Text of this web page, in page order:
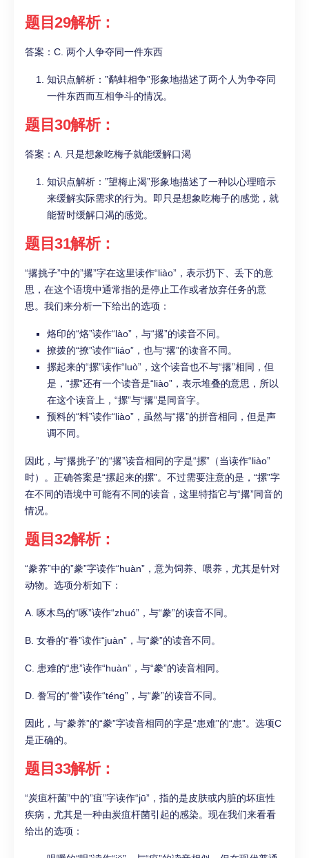
题目29解析：
答案：C. 两个人争夺同一件东西
知识点解析：”鹬蚌相争”形象地描述了两个人为争夺同
一件东西而互相争斗的情况。
题目30解析：
答案：A. 只是想象吃梅子就能缓解口渴
知识点解析：”望梅止渴”形象地描述了一种以心理暗示
来缓解实际需求的行为。即只是想象吃梅子的感觉，就
能暂时缓解口渴的感觉。
题目31解析：
“撂挑子”中的”撂”字在这里读作“liào”，表示扔下、丢下的意
思，在这个语境中通常指的是停止工作或者放弃任务的意
思。我们来分析一下给出的选项：
烙印的“烙”读作“lào”，与“撂”的读音不同。
撩拨的“撩”读作“liáo”，也与“撂”的读音不同。
摞起来的“摞”读作“luò”，这个读音也不与“撂”相同，但
是，“摞”还有一个读音是“liào”，表示堆叠的意思，所以
在这个读音上，“摞”与“撂”是同音字。
预料的“料”读作“liào”，虽然与“撂”的拼音相同，但是声
调不同。
因此，与“撂挑子”的“撂”读音相同的字是“摞”（当读作“liào”
时）。正确答案是“摞起来的摞”。不过需要注意的是，“摞”字
在不同的语境中可能有不同的读音，这里特指它与“撂”同音的
情况。
题目32解析：
“豢养”中的”豢”字读作“huàn”，意为饲养、喂养，尤其是针对
动物。选项分析如下：
A. 啄木鸟的“啄”读作“zhuó”，与“豢”的读音不同。
B. 女眷的“眷”读作“juàn”，与“豢”的读音不同。
C. 患难的“患”读作“huàn”，与“豢”的读音相同。
D. 誊写的“誊”读作“téng”，与“豢”的读音不同。
因此，与“豢养”的“豢”字读音相同的字是“患难”的“患”。选项C
是正确的。
题目33解析：
“炭疽杆菌”中的”疽”字读作“jū”，指的是皮肤或内脏的坏疽性
疾病，尤其是一种由炭疽杆菌引起的感染。现在我们来看看
给出的选项：